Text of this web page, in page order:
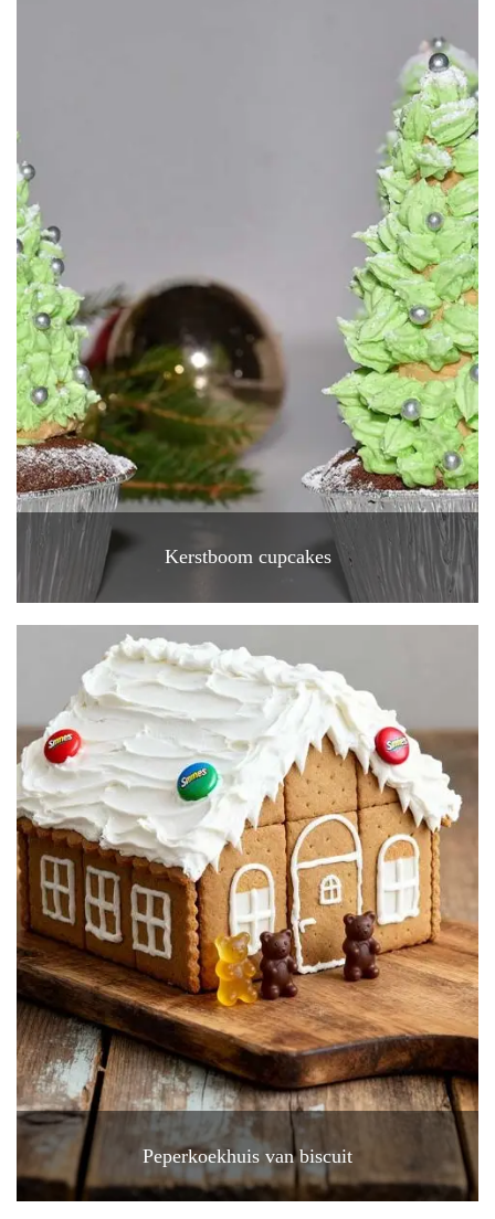
Kerstboom cupcakes
Peperkoekhuis van biscuit